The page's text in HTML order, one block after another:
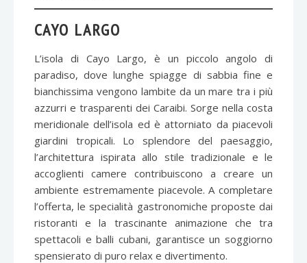
CAYO LARGO
L’isola di Cayo Largo, è un piccolo angolo di
paradiso, dove lunghe spiagge di sabbia fine e
bianchissima vengono lambite da un mare tra i più
azzurri e trasparenti dei Caraibi. Sorge nella costa
meridionale dell’isola ed è attorniato da piacevoli
giardini tropicali. Lo splendore del paesaggio,
l’architettura ispirata allo stile tradizionale e le
accoglienti camere contribuiscono a creare un
ambiente estremamente piacevole. A completare
l’offerta, le specialità gastronomiche proposte dai
ristoranti e la trascinante animazione che tra
spettacoli e balli cubani, garantisce un soggiorno
spensierato di puro relax e divertimento.